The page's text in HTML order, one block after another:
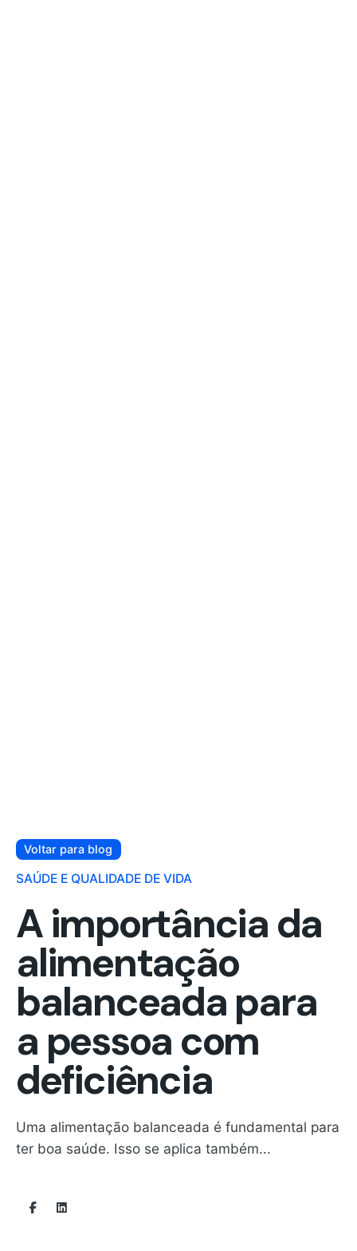
Voltar para blog
SAÚDE E QUALIDADE DE VIDA
A importância da
alimentação
balanceada para
a pessoa com
deficiência
Uma alimentação balanceada é fundamental para
ter boa saúde. Isso se aplica também...